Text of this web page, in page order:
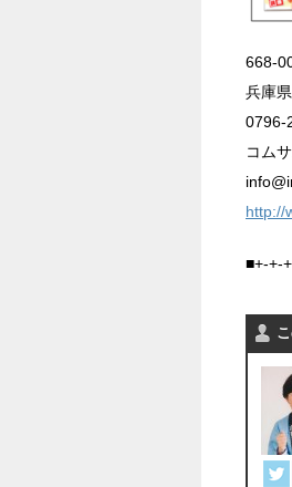
668-
兵庫
0796-
コム
http://
■+-+-